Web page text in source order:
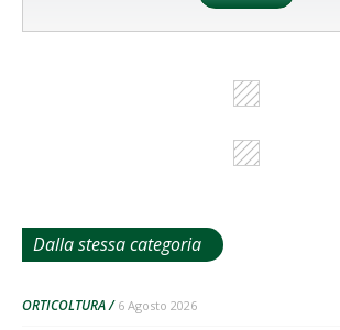
Dalla stessa categoria
ORTICOLTURA 6 Agosto 2026